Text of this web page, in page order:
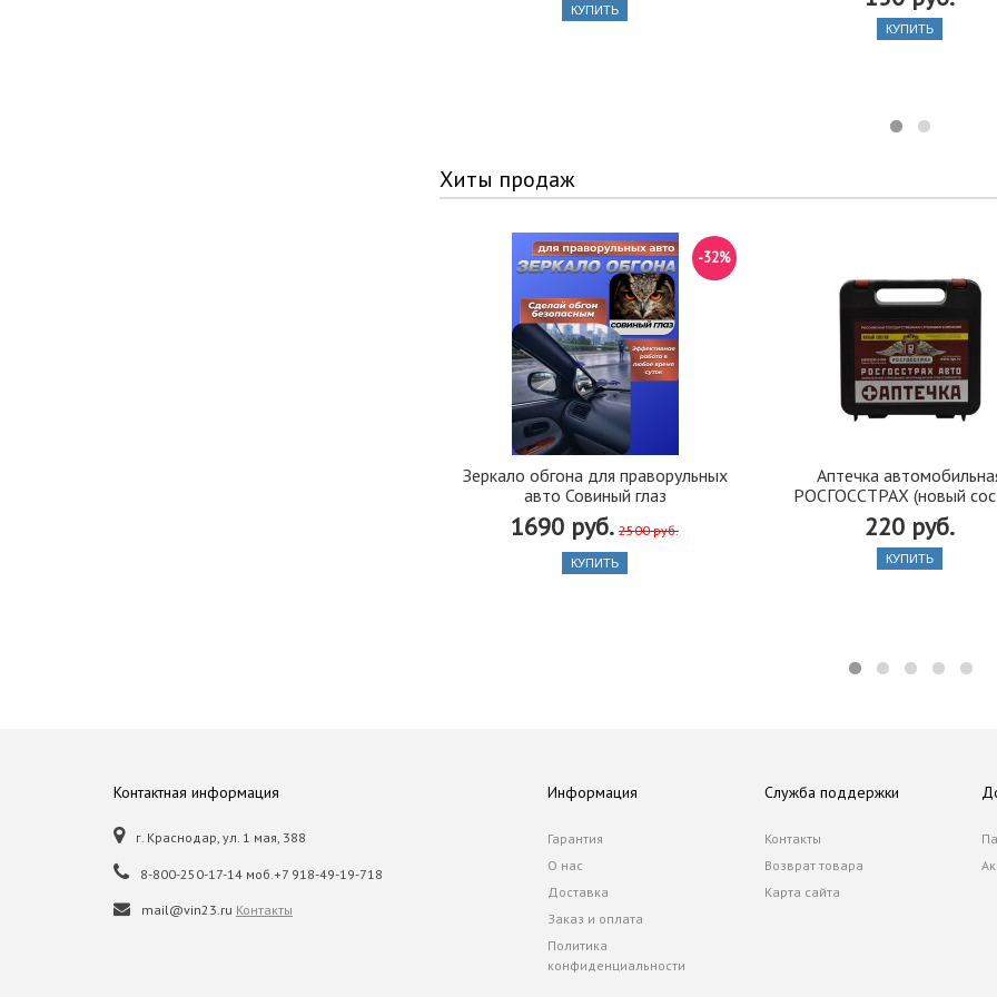
КУПИТЬ
КУПИТЬ
Хиты продаж
Зеркало обгона для праворульных
авто Совиный глаз
1690 руб. 2500 руб.
-32%
КУПИТЬ
Аптечка
РОСГОССТРАХ (новый
220 руб.
КУПИТЬ
Контактная информация
г. Краснодар, ул. 1 мая, 388
8-800-250-17-14 моб.+7 918-49-19-718
mail@vin23.ru Контакты
Информация
Гарантия
О нас
Доставка
Заказ и оплата
Политика
конфиденциальности
Служба поддержки
Контакты
Возврат товара
Карта сайта